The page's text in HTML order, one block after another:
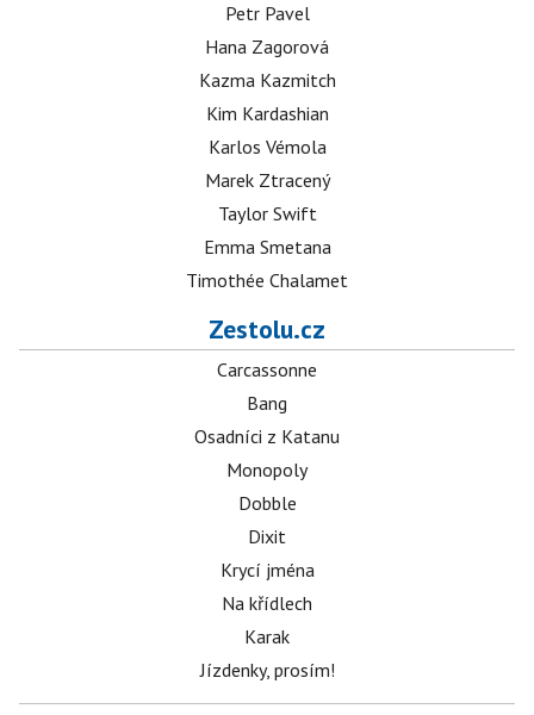
Petr Pavel
Hana Zagorová
Kazma Kazmitch
Kim Kardashian
Karlos Vémola
Marek Ztracený
Taylor Swift
Emma Smetana
Timothée Chalamet
Zestolu.cz
Carcassonne
Bang
Osadníci z Katanu
Monopoly
Dobble
Dixit
Krycí jména
Na křídlech
Karak
Jízdenky, prosím!